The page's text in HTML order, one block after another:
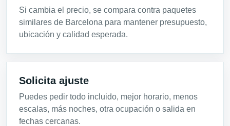
Si cambia el precio, se compara contra paquetes
similares de Barcelona para mantener presupuesto,
ubicación y calidad esperada.
Solicita ajuste
Puedes pedir todo incluido, mejor horario, menos
escalas, más noches, otra ocupación o salida en
fechas cercanas.